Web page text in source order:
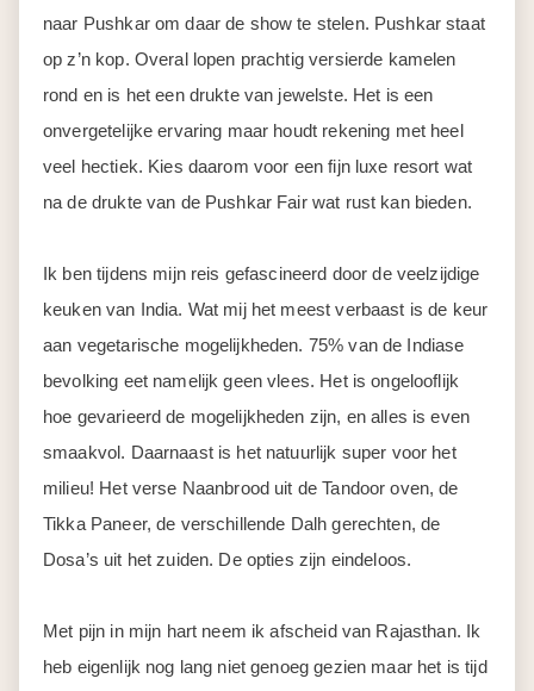
naar Pushkar om daar de show te stelen. Pushkar staat
op z’n kop. Overal lopen prachtig versierde kamelen
rond en is het een drukte van jewelste. Het is een
onvergetelijke ervaring maar houdt rekening met heel
veel hectiek. Kies daarom voor een fijn luxe resort wat
na de drukte van de Pushkar Fair wat rust kan bieden.
Ik ben tijdens mijn reis gefascineerd door de veelzijdige
keuken van India. Wat mij het meest verbaast is de keur
aan vegetarische mogelijkheden. 75% van de Indiase
bevolking eet namelijk geen vlees. Het is ongelooflijk
hoe gevarieerd de mogelijkheden zijn, en alles is even
smaakvol. Daarnaast is het natuurlijk super voor het
milieu! Het verse Naanbrood uit de Tandoor oven, de
Tikka Paneer, de verschillende Dalh gerechten, de
Dosa’s uit het zuiden. De opties zijn eindeloos.
Met pijn in mijn hart neem ik afscheid van Rajasthan. Ik
heb eigenlijk nog lang niet genoeg gezien maar het is tijd